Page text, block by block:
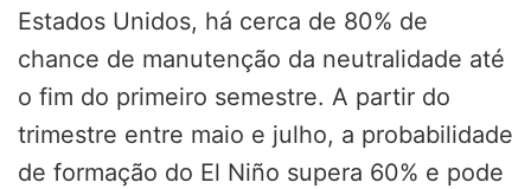
Estados Unidos, há cerca de 80% de
chance de manutenção da neutralidade até
o fim do primeiro semestre. A partir do
trimestre entre maio e julho, a probabilidade
de formação do El Niño supera 60% e pode